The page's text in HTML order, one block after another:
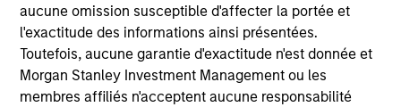
aucune omission susceptible d'affecter la portée et
l'exactitude des informations ainsi présentées.
Toutefois, aucune garantie d'exactitude n'est donnée et
Morgan Stanley Investment Management ou les
membres affiliés n'acceptent aucune responsabilité
Morgan Stanley
Morgan Stanley Careers